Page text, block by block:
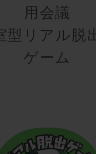
用会議
型リアル脱
ゲーム